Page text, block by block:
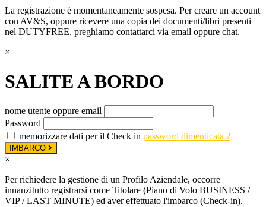
La registrazione è momentaneamente sospesa. Per creare un account
con AV&S, oppure ricevere una copia dei documenti/libri presenti
nel DUTYFREE, preghiamo contattarci via email oppure chat.
×
SALITE A BORDO
nome utente oppure email
Password
memorizzare dati per il Check in password dimenticata ?
IMBARCO
×
Per richiedere la gestione di un Profilo Aziendale, occorre
innanzitutto registrarsi come Titolare (Piano di Volo BUSINESS /
VIP / LAST MINUTE) ed aver effettuato l'imbarco (Check-in).